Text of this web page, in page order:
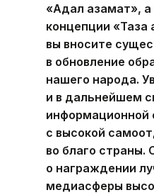
«Адал азамат», а
концепции «Таза
вы вносите
в обновление
нашего народа.
и в дальнейшем
с высокой
во благо страны.
о награждении
медиасферы